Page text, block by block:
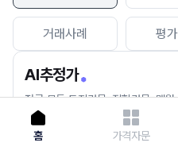
거래사례 평
AI추정가
전국 모든 토지건물, 집합건물, 매
세요.
홈 가격자문